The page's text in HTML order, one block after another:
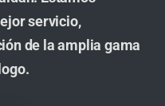
servicio,
de la amplia gama